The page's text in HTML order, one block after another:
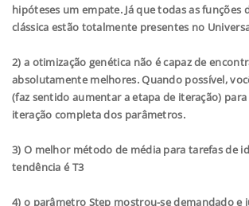
hipóteses um empate. Já que todas as funções
clássica estão totalmente presentes no
2) a otimização genética não é capaz de
absolutamente melhores. Quando possível,
(faz sentido aumentar a etapa de iteração)
iteração completa dos parâmetros.
3) O melhor método de média para tarefas de
tendência é T3
4) o parâmetro Step mostrou-se demandado e